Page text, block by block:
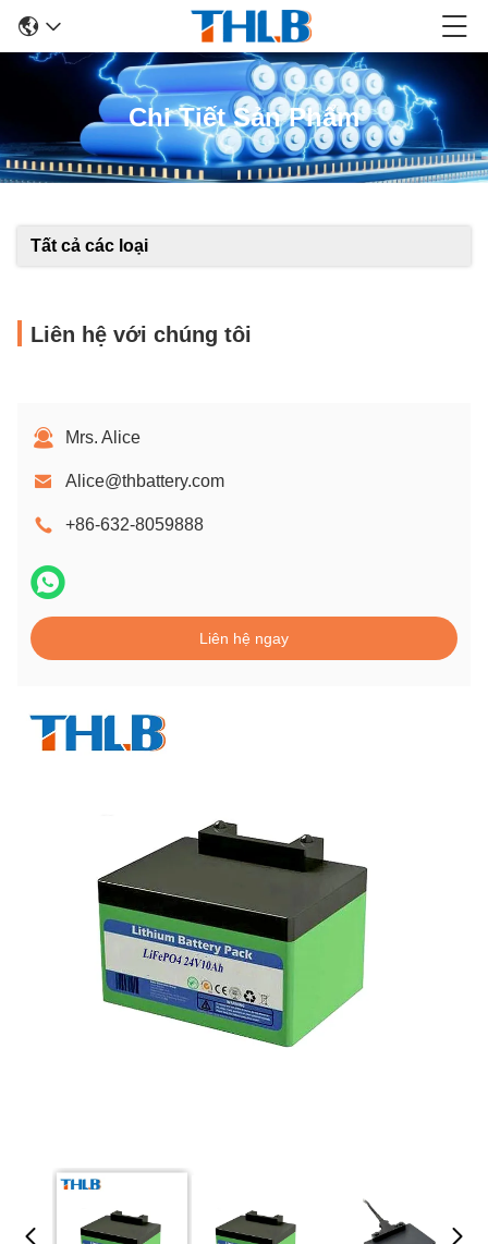
Chi Tiết Sản Phẩm
Tất cả các loại
Liên hệ với chúng tôi
Mrs. Alice
Alice@thbattery.com
+86-632-8059888
Liên hệ ngay